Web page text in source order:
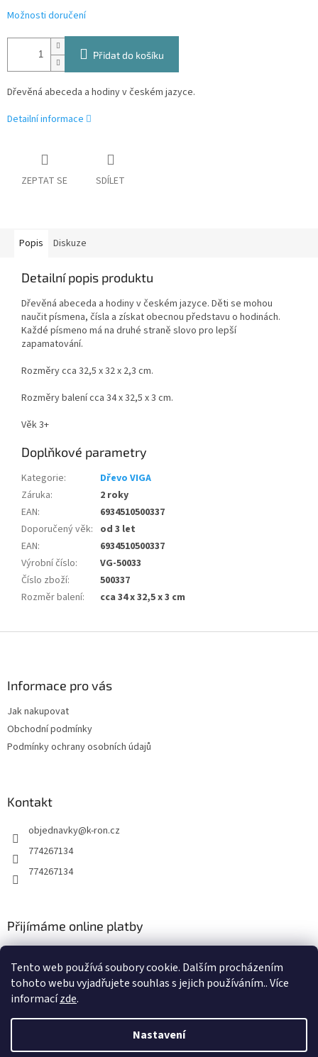
Tento web používá soubory cookie. Dalším procházením
tohoto webu vyjadřujete souhlas s jejich používáním.. Více
informacízde.
Nastavení
Možnosti doručení
Přidat do košíku
Dřevěná abeceda a hodiny v českém jazyce.
Detailní informace
ZEPTAT SE SDÍLET
Popis Diskuze
Detailní popis produktu
Dřevěná abeceda a hodiny v českém jazyce. Děti se mohou
naučit písmena, čísla a získat obecnou představu o hodinách.
Každé písmeno má na druhé straně slovo pro lepší
zapamatování.
Rozměry cca 32,5 x 32 x 2,3 cm.
Rozměry balení cca 34 x 32,5 x 3 cm.
Věk 3+
Doplňkové parametry
Kategorie:
Dřevo VIGA
Záruka:
2 roky
EAN:
6934510500337
Doporučený věk: od 3 let
EAN:
6934510500337
Výrobní číslo:
VG-50033
Číslo zboží:
500337
Rozměr balení: cca 34 x 32,5 x 3 cm
Informace pro vás
Jak nakupovat
Obchodní podmínky
Podmínky ochrany osobních údajů
Kontakt
objednavky@k-ron.cz
774267134
774267134
Přijímáme online platby